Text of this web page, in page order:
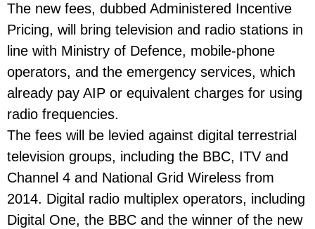
The new fees, dubbed Administered Incentive
Pricing, will bring television and radio stations in
line with Ministry of Defence, mobile-phone
operators, and the emergency services, which
already pay AIP or equivalent charges for using
radio frequencies.
The fees will be levied against digital terrestrial
television groups, including the BBC, ITV and
Channel 4 and National Grid Wireless from
2014. Digital radio multiplex operators, including
Digital One, the BBC and the winner of the new